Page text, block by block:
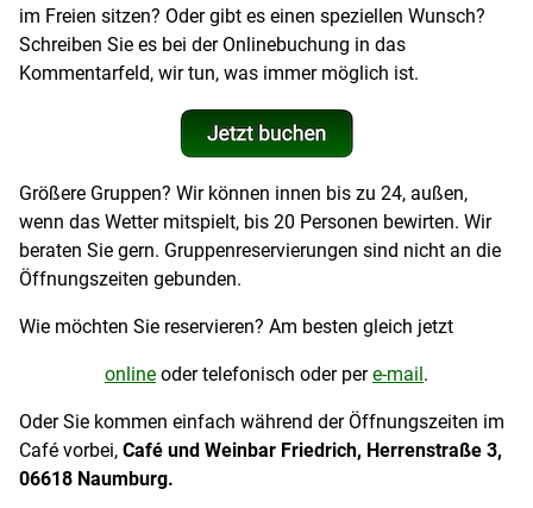
im Freien sitzen? Oder gibt es einen speziellen Wunsch?
Schreiben Sie es bei der Onlinebuchung in das
Kommentarfeld, wir tun, was immer möglich ist.
Größere Gruppen? Wir können innen bis zu 24, außen,
wenn das Wetter mitspielt, bis 20 Personen bewirten. Wir
beraten Sie gern. Gruppenreservierungen sind nicht an die
Öffnungszeiten gebunden.
Wie möchten Sie reservieren? Am besten gleich jetzt
online oder telefonisch oder pere-mail.
Oder Sie kommen einfach während der Öffnungszeiten im
Café vorbei, Café und Weinbar Friedrich, Herrenstraße 3,
06618 Naumburg.